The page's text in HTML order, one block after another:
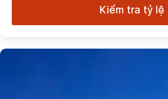
Kiểm tra tỷ lệ